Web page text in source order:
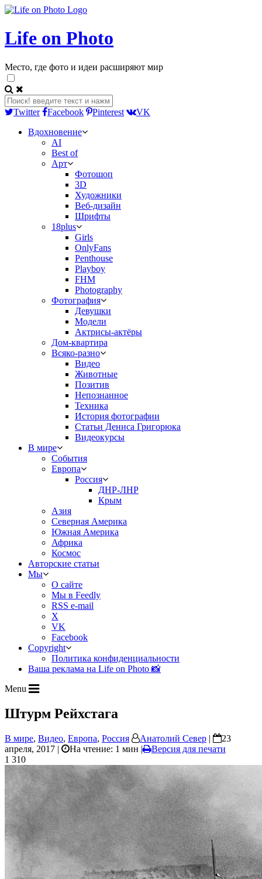
Life on Photo
Место, где фото и идеи расширяют мир
Twitter Facebook Pinterest
VK
Вдохновение
AI
Best of
Арт
Фотошоп
3D
Художники
Веб-дизайн
Шрифты
18plus
Girls
OnlyFans
Penthouse
Playboy
FHM
Photography
Фотография
Девушки
Модели
Актрисы-актёры
Дом-квартира
Всяко-разно
Видео
Животные
Позитив
Непознанное
Техника
История фотографии
Статьи Дениса Григорюка
Видеокурсы
В мире
События
Европа
Россия
ДНР-ЛНР
Крым
Азия
Северная Америка
Южная Америка
Африка
Космос
Авторские статьи
Мы
О сайте
Мы в Feedly
RSS e-mail
X
VK
Facebook
Copyright
Политика конфиденциальности
Ваша реклама на Life on Photo 📸
Menu
Штурм Рейхстага
В мире, Видео, Европа, Россия Анатолий Север |
23
апреля, 2017 |
На чтение: 1 мин |
Версия для печати
1 310